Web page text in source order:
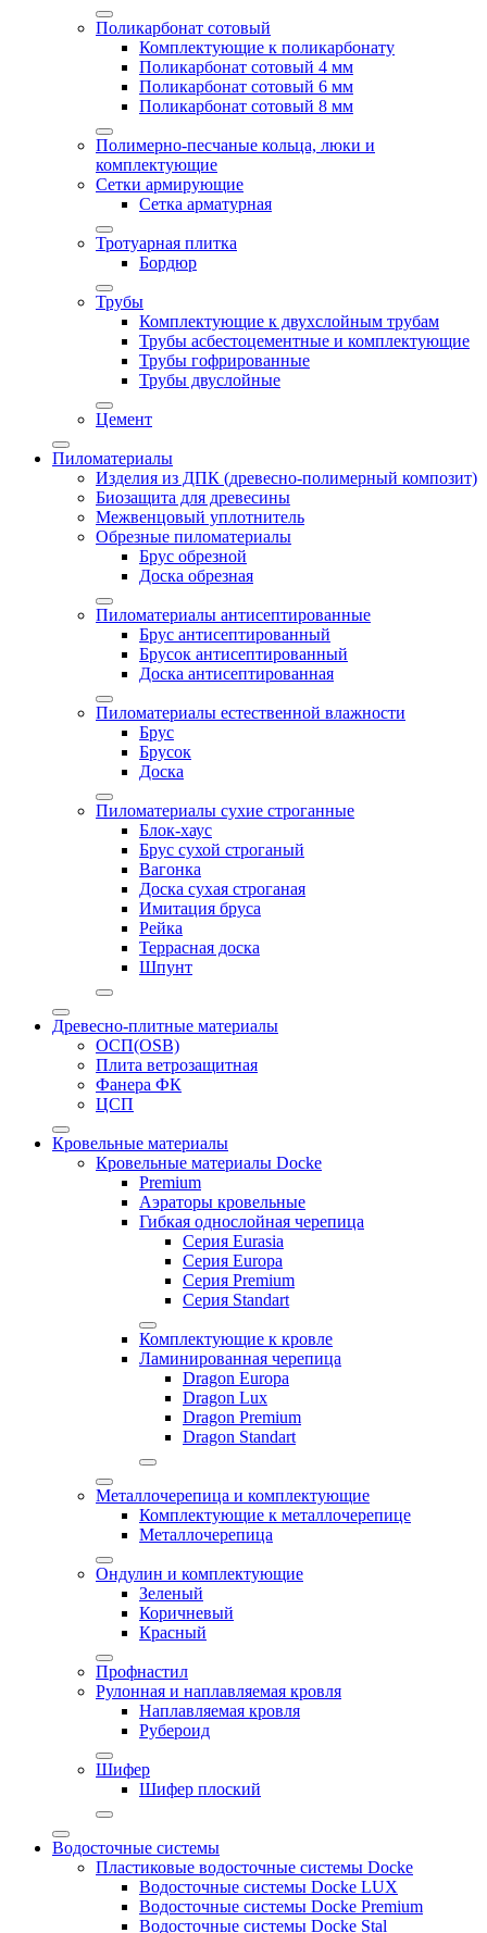
Поликарбонат сотовый
Комплектующие к поликарбонату
Поликарбонат сотовый 4 мм
Поликарбонат сотовый 6 мм
Поликарбонат сотовый 8 мм
Полимерно-песчаные кольца, люки и
комплектующие
Сетки армирующие
Сетка арматурная
Тротуарная плитка
Бордюр
Трубы
Комплектующие к двухслойным трубам
Трубы асбестоцементные и комплектующие
Трубы гофрированные
Трубы двуслойные
Цемент
Пиломатериалы
Изделия из ДПК (древесно-полимерный композит)
Биозащита для древесины
Межвенцовый уплотнитель
Обрезные пиломатериалы
Брус обрезной
Доска обрезная
Пиломатериалы антисептированные
Брус антисептированный
Брусок антисептированный
Доска антисептированная
Пиломатериалы естественной влажности
Брус
Брусок
Доска
Пиломатериалы сухие строганные
Блок-хаус
Брус сухой строганый
Вагонка
Доска сухая строганая
Имитация бруса
Рейка
Террасная доска
Шпунт
Древесно-плитные материалы
ОСП(OSB)
Плита ветрозащитная
Фанера ФК
ЦСП
Кровельные материалы
Кровельные материалы Docke
Premium
Аэраторы кровельные
Гибкая однослойная черепица
Серия Eurasia
Серия Europa
Серия Premium
Серия Standart
Комплектующие к кровле
Ламинированная черепица
Dragon Europa
Dragon Lux
Dragon Premium
Dragon Standart
Металлочерепица и комплектующие
Комплектующие к металлочерепице
Металлочерепица
Ондулин и комплектующие
Зеленый
Коричневый
Красный
Профнастил
Рулонная и наплавляемая кровля
Наплавляемая кровля
Рубероид
Шифер
Шифер плоский
Водосточные системы
Пластиковые водосточные системы Docke
Водосточные системы Docke LUX
Водосточные системы Docke Premium
Водосточные системы Docke Stal